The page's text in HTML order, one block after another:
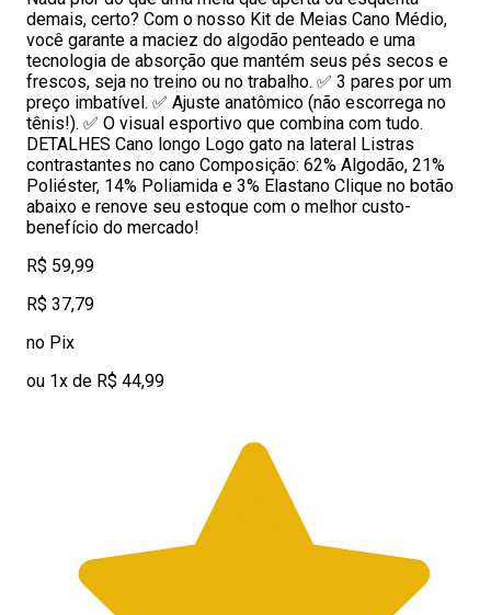
demais, certo? Com o nosso Kit de Meias Cano Médio,
você garante a maciez do algodão penteado e uma
tecnologia de absorção que mantém seus pés secos e
frescos, seja no treino ou no trabalho. ✅ 3 pares por um
preço imbatível. ✅ Ajuste anatômico (não escorrega no
tênis!). ✅ O visual esportivo que combina com tudo.
DETALHES Cano longo Logo gato na lateral Listras
contrastantes no cano Composição: 62% Algodão, 21%
Poliéster, 14% Poliamida e 3% Elastano Clique no botão
abaixo e renove seu estoque com o melhor custo-
benefício do mercado!
R$ 59,99
R$ 37,79
no Pix
ou 1x de R$ 44,99